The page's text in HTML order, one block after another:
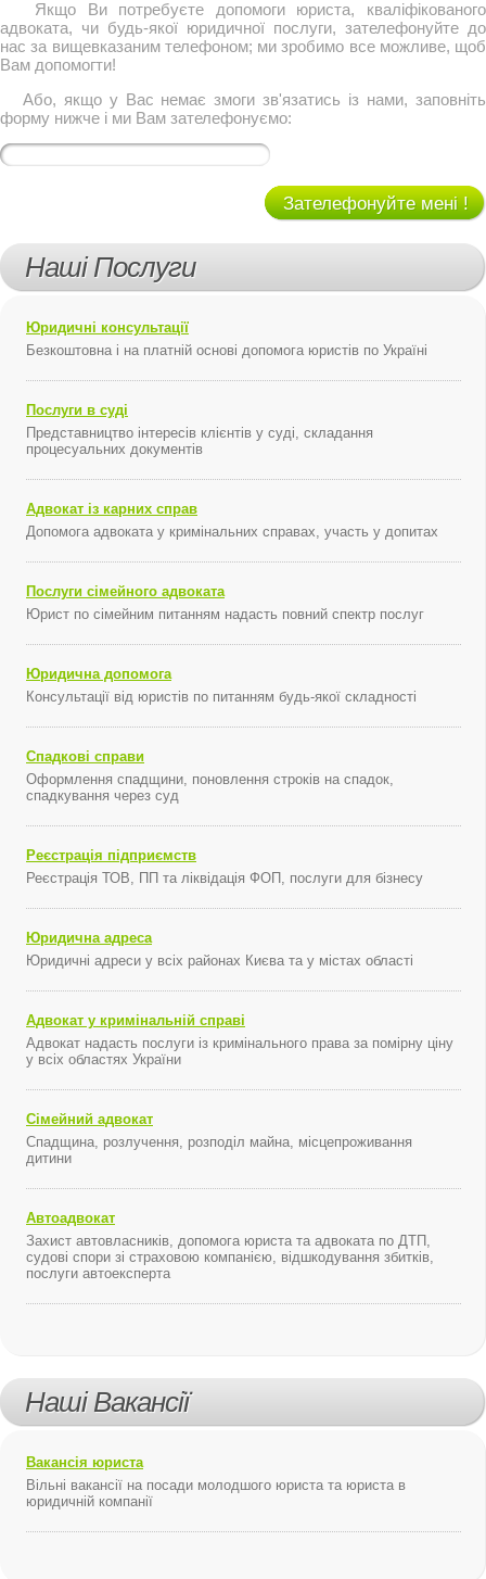
Якщо Ви потребуєте допомоги юриста, кваліфікованого
адвоката, чи будь-якої юридичної послуги, зателефонуйте до
нас за вищевказаним телефоном; ми зробимо все можливе, щоб
Вам допомогти!
Або, якщо у Вас немає змоги зв'язатись із нами, заповніть
форму нижче і ми Вам зателефонуємо:
Зателефонуйте мені !
Наші Послуги
Юридичні консультації
Безкоштовна і на платній основі допомога юристів по Україні
Послуги в суді
Представництво інтересів клієнтів у суді, складання
процесуальних документів
Адвокат із карних справ
Допомога адвоката у кримінальних справах, участь у допитах
Послуги сімейного адвоката
Юрист по сімейним питанням надасть повний спектр послуг
Юридична допомога
Консультації від юристів по питанням будь-якої складності
Спадкові справи
Оформлення спадщини, поновлення строків на спадок,
спадкування через суд
Реєстрація підприємств
Реєстрація ТОВ, ПП та ліквідація ФОП, послуги для бізнесу
Юридична адреса
Юридичні адреси у всіх районах Києва та у містах області
Адвокат у кримінальній справі
Адвокат надасть послуги із кримінального права за помірну ціну
у всіх областях України
Сімейний адвокат
Спадщина, розлучення, розподіл майна, місцепроживання
дитини
Автоадвокат
Захист автовласників, допомога юриста та адвоката по ДТП,
судові спори зі страховою компанією, відшкодування збитків,
послуги автоексперта
Наші Вакансії
Вакансія юриста
Вільні вакансії на посади молодшого юриста та юриста в
юридичній компанії